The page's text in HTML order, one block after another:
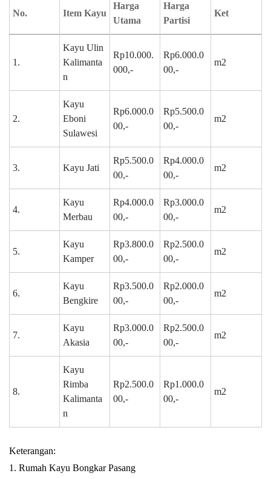
No. Item Kayu
Harga
Utama
Harga
Partisi
Ket
1.
Kayu Ulin
Kalimanta
n
Rp10.000.
000,-
Rp6.000.0
00,-
m2
2.
Kayu
Eboni
Sulawesi
Rp6.000.0
00,-
Rp5.500.0
00,-
m2
3. Kayu Jati
Rp5.500.0
00,-
Rp4.000.0
00,-
m2
4.
Kayu
Merbau
Rp4.000.0
00,-
Rp3.000.0
00,-
m2
5.
Kayu
Kamper
Rp3.800.0
00,-
Rp2.500.0
00,-
m2
6.
Kayu
Bengkire
Rp3.500.0
00,-
Rp2.000.0
00,-
m2
7.
Kayu
Akasia
Rp3.000.0
00,-
Rp2.500.0
00,-
m2
8.
Kayu
Rimba
Kalimanta
n
Rp2.500.0
00,-
Rp1.000.0
00,-
m2
Keterangan:
1. Rumah Kayu Bongkar Pasang